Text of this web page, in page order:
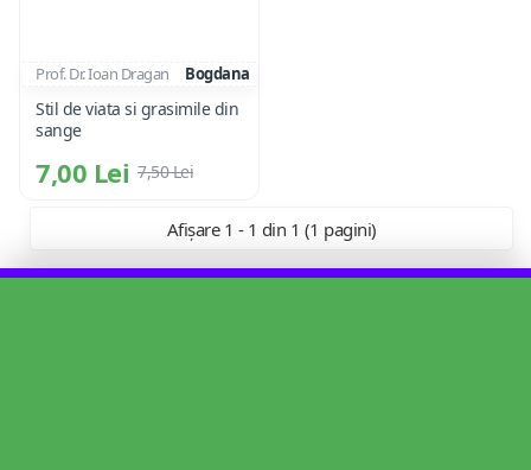
Prof. Dr. Ioan Dragan Bogdana
Stil de viata si grasimile din
sange
7,00 Lei 7,50 Lei
Afișare 1 - 1 din 1 (1 pagini)